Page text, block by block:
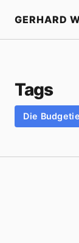
GERHARD
Tags
Die